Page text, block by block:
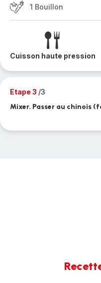
1 Bouillon
Cuisson haute pression
Etape 3 /3
Mixer. Passer au chinois